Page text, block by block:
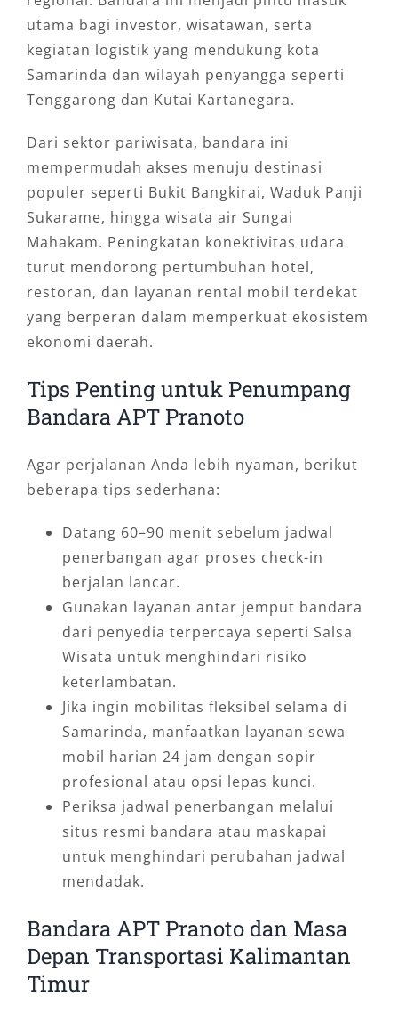
utama bagi investor, wisatawan, serta
kegiatan logistik yang mendukung kota
Samarinda dan wilayah penyangga seperti
Tenggarong dan Kutai Kartanegara.
Dari sektor pariwisata, bandara ini
mempermudah akses menuju destinasi
populer seperti Bukit Bangkirai, Waduk Panji
Sukarame, hingga wisata air Sungai
Mahakam. Peningkatan konektivitas udara
turut mendorong pertumbuhan hotel,
restoran, dan layanan rental mobil terdekat
yang berperan dalam memperkuat ekosistem
ekonomi daerah.
Tips Penting untuk Penumpang
Bandara APT Pranoto
Agar perjalanan Anda lebih nyaman, berikut
beberapa tips sederhana:
Datang 60–90 menit sebelum jadwal
penerbangan agar proses check-in
berjalan lancar.
Gunakan layanan antar jemput bandara
dari penyedia terpercaya seperti Salsa
Wisata untuk menghindari risiko
keterlambatan.
Jika ingin mobilitas fleksibel selama di
Samarinda, manfaatkan layanan sewa
mobil harian 24 jam dengan sopir
profesional atau opsi lepas kunci.
Periksa jadwal penerbangan melalui
situs resmi bandara atau maskapai
untuk menghindari perubahan jadwal
mendadak.
Bandara APT Pranoto dan Masa
Depan Transportasi Kalimantan
Timur